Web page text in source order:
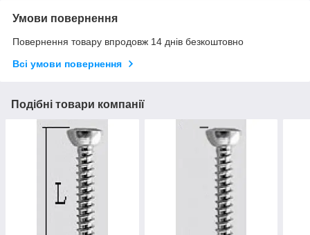
Умови повернення
Повернення товару впродовж 14 днів безкоштовно
Всі умови повернення
Подібні товари компанії